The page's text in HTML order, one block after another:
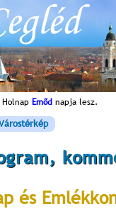
Emőd napja lesz.
és